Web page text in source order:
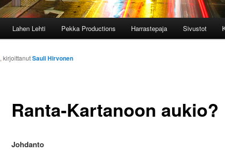
Lahen Lehti Pekka Productions Harrastepaja Sivustot
Ranta-Kartanoon aukio?
, kirjoittanutSauli Hirvonen
Johdanto